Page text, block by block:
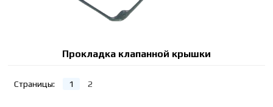
Прокладка клапанной крышки
Страницы: 1 2